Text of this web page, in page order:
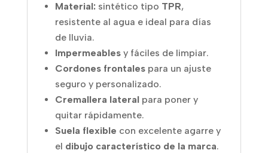
Material: sintético tipo TPR,
resistente al agua e ideal para días
de lluvia.
Impermeablesy fáciles de limpiar.
Cordones frontalespara un ajuste
seguro y personalizado.
Cremallera lateralpara poner y
quitar rápidamente.
Suela flexible con excelente agarre y
el dibujo característico de la marca.